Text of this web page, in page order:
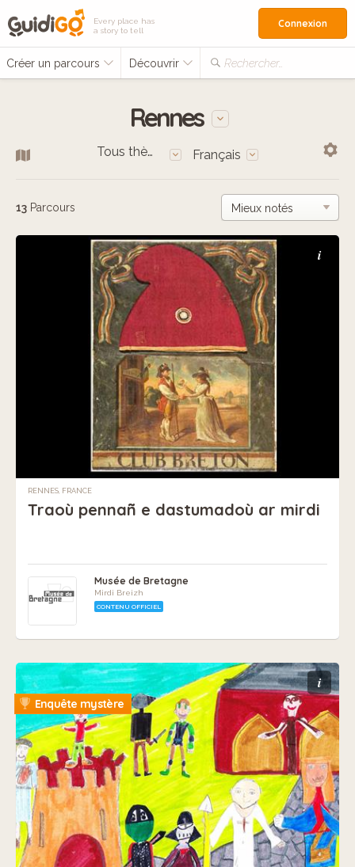
Every place has
a story to tell
Créer un parcours Découvrir Rechercher…
Connexion
Rennes
Tous thèmes Français
13 Parcours
i
RENNES, FRANCE
Traoù pennañ e dastumadoù ar mirdi
Musée de Bretagne
Mirdi Breizh
CONTENU OFFICIEL
i
Enquête mystère